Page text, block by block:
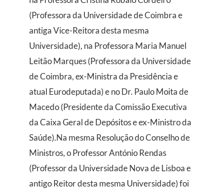
(Professora da Universidade de Coimbra e
antiga Vice-Reitora desta mesma
Universidade), na Professora Maria Manuel
Leitão Marques (Professora da Universidade
de Coimbra, ex-Ministra da Presidência e
atual Eurodeputada) e no Dr. Paulo Moita de
Macedo (Presidente da Comissão Executiva
da Caixa Geral de Depósitos e ex-Ministro da
Saúde).Na mesma Resolução do Conselho de
Ministros, o Professor António Rendas
(Professor da Universidade Nova de Lisboa e
antigo Reitor desta mesma Universidade) foi